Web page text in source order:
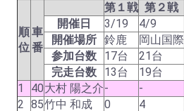
順
位
車
番
第１戦 第２戦
開催日 3/19 4/9
開催場所 鈴鹿 岡山国際
参加台数
17台 21台
完走台数
13台 19台
1
40大村 陽之介- -
2 85竹中 和成 0 4